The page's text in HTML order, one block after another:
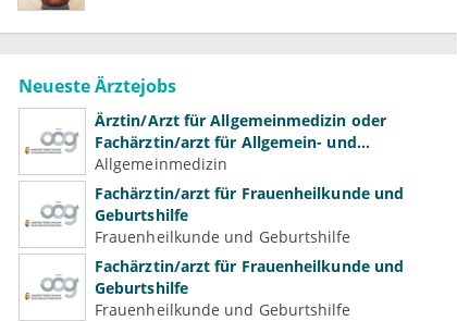
Neueste Ärztejobs
Ärztin/Arzt für Allgemeinmedizin oder
Fachärztin/arzt für Allgemein- und
Familienmedizin für Psychiatrie und
Psychotherapeutische Medizin
Allgemeinmedizin
Fachärztin/arzt für Frauenheilkunde und
Geburtshilfe
Frauenheilkunde und Geburtshilfe
Fachärztin/arzt für Frauenheilkunde und
Geburtshilfe
Frauenheilkunde und Geburtshilfe